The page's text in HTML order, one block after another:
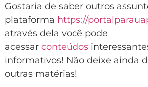
Gostaria de saber outros
plataforma https://
através dela você pode
acessar conteúdos
informativos! Não deixe ainda
outras matérias!